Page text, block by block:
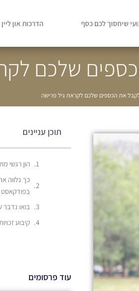
שיחסוך לכם כסף הדרכות און ליין
שלכם
את הכספים שלכם לקראת גיל פרישה
תוכן עניינים
הון רגשי מול
בפודקאסט
בואו נדבר
קיבוע
עוד פרסומים